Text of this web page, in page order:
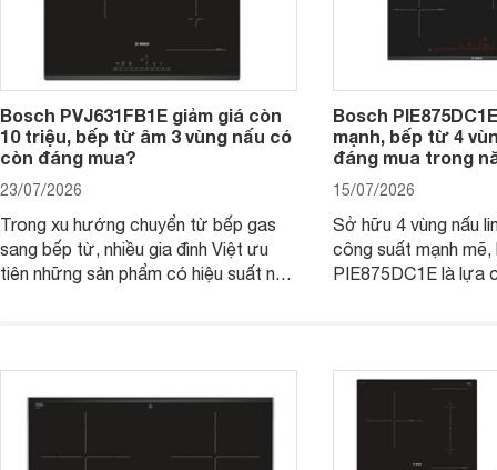
Bosch PVJ631FB1E giảm giá còn
10 triệu, bếp từ âm 3 vùng nấu có
còn đáng mua?
23/07/2026
Trong xu hướng chuyển từ bếp gas
sang bếp từ, nhiều gia đình Việt ưu
tiên những sản phẩm có hiệu suất nấu
mẫu bếp đáp ứng tốt các tiêu chí này.
Bosch
mạnh, bếp từ 4
đáng mua trong
15/07/2026
Sở hữu 4 vùng nấu
công suất mạnh
PIE875DC1E là lựa